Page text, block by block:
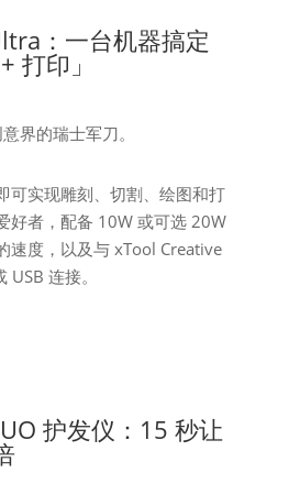
：一台机器搞定
打印」
界的瑞士军刀。
可实现雕刻、切割、绘图和打
好者，配备 10W 或可选 20W
速度，以及与 xTool Creative
连接。
护发仪：15 秒让